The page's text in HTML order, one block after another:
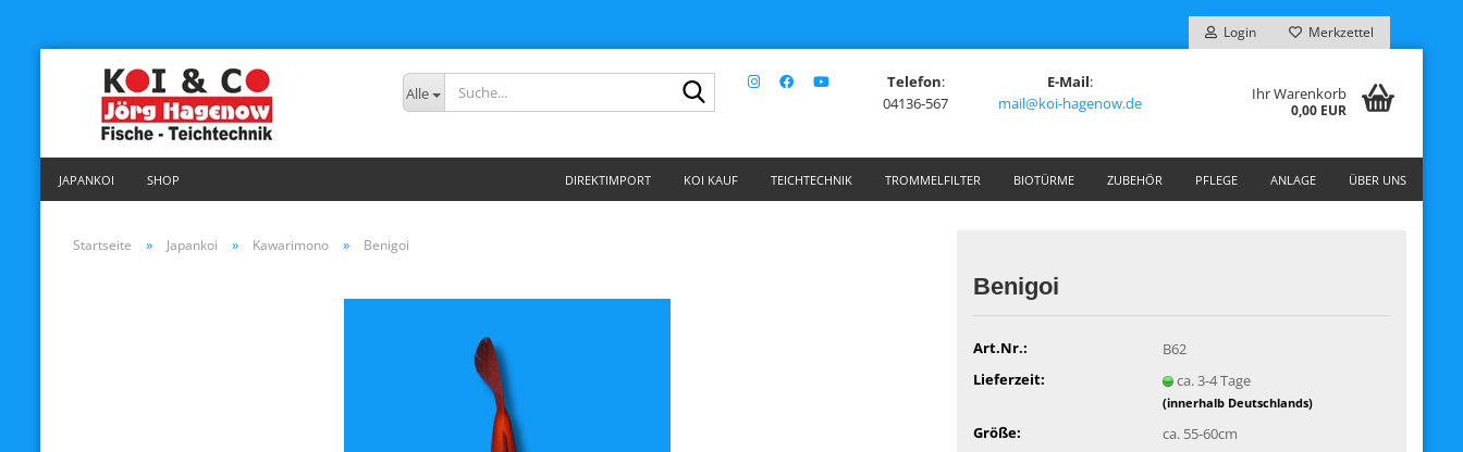
Login Merkzettel
Alle
Suche... Telefon:
04136-567
E-Mail:
mail@koi-hagenow.de
Ihr Warenkorb
0,00 EUR
JAPANKOI SHOP DIREKTIMPORT KOI KAUF TEICHTECHNIK TROMMELFILTER BIOTÜRME ZUBEHÖR PFLEGE ANLAGE ÜBER UNS
Startseite » Japankoi » Kawarimono » Benigoi
Benigoi
Art.Nr.:
B62
Lieferzeit:
ca. 3-4 Tage
(innerhalb Deutschlands)
Größe:
ca. 55-60cm